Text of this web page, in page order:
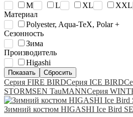
M
L XL XXL
Материал
Polyester, Aqua-TeX, Polar +
Сезонность
Зима
Производитель
Higashi
Серия FIRE BIRDСерия ICE BIRD
STORMSEN TauMANNСерия
Зимний костюм HIGASHI Ice Bird SE